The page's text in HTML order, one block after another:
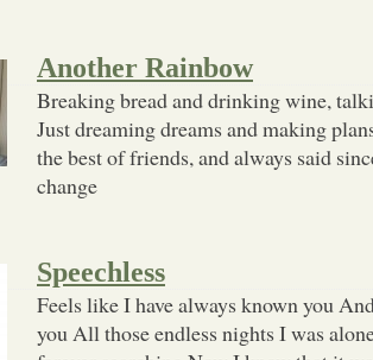
Another Rainbow
Breaking bread and drinking wine,
Just dreaming dreams and making
the best of friends, and always said
change
Speechless
Feels like I have always known you
you All those endless nights I was